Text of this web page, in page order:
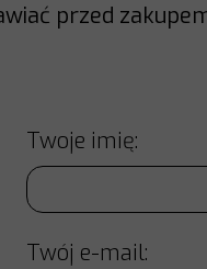
przed
Twoje imię:
Twój e-mail: